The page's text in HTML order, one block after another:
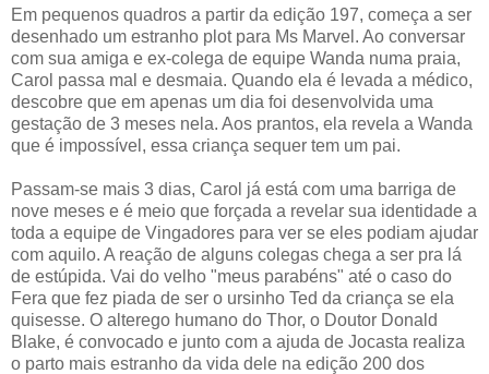
Em pequenos quadros a partir da edição 197, começa a ser
desenhado um estranho plot para Ms Marvel. Ao conversar
com sua amiga e ex-colega de equipe Wanda numa praia,
Carol passa mal e desmaia. Quando ela é levada a médico,
descobre que em apenas um dia foi desenvolvida uma
gestação de 3 meses nela. Aos prantos, ela revela a Wanda
que é impossível, essa criança sequer tem um pai.
Passam-se mais 3 dias, Carol já está com uma barriga de
nove meses e é meio que forçada a revelar sua identidade a
toda a equipe de Vingadores para ver se eles podiam ajudar
com aquilo. A reação de alguns colegas chega a ser pra lá
de estúpida. Vai do velho "meus parabéns" até o caso do
Fera que fez piada de ser o ursinho Ted da criança se ela
quisesse. O alterego humano do Thor, o Doutor Donald
Blake, é convocado e junto com a ajuda de Jocasta realiza
o parto mais estranho da vida dele na edição 200 dos